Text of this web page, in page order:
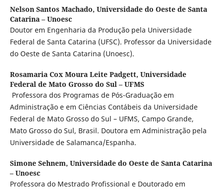
Nelson Santos Machado, Universidade do Oeste de Santa
Catarina – Unoesc
Doutor em Engenharia da Produção pela Universidade
Federal de Santa Catarina (UFSC). Professor da Universidade
do Oeste de Santa Catarina (Unoesc).
Rosamaria Cox Moura Leite Padgett, Universidade
Federal de Mato Grosso do Sul – UFMS
Professora dos Programas de Pós-Graduação em
Administração e em Ciências Contábeis da Universidade
Federal de Mato Grosso do Sul – UFMS, Campo Grande,
Mato Grosso do Sul, Brasil. Doutora em Administração pela
Universidade de Salamanca/Espanha.
Simone Sehnem, Universidade do Oeste de Santa Catarina
– Unoesc
Professora do Mestrado Profissional e Doutorado em